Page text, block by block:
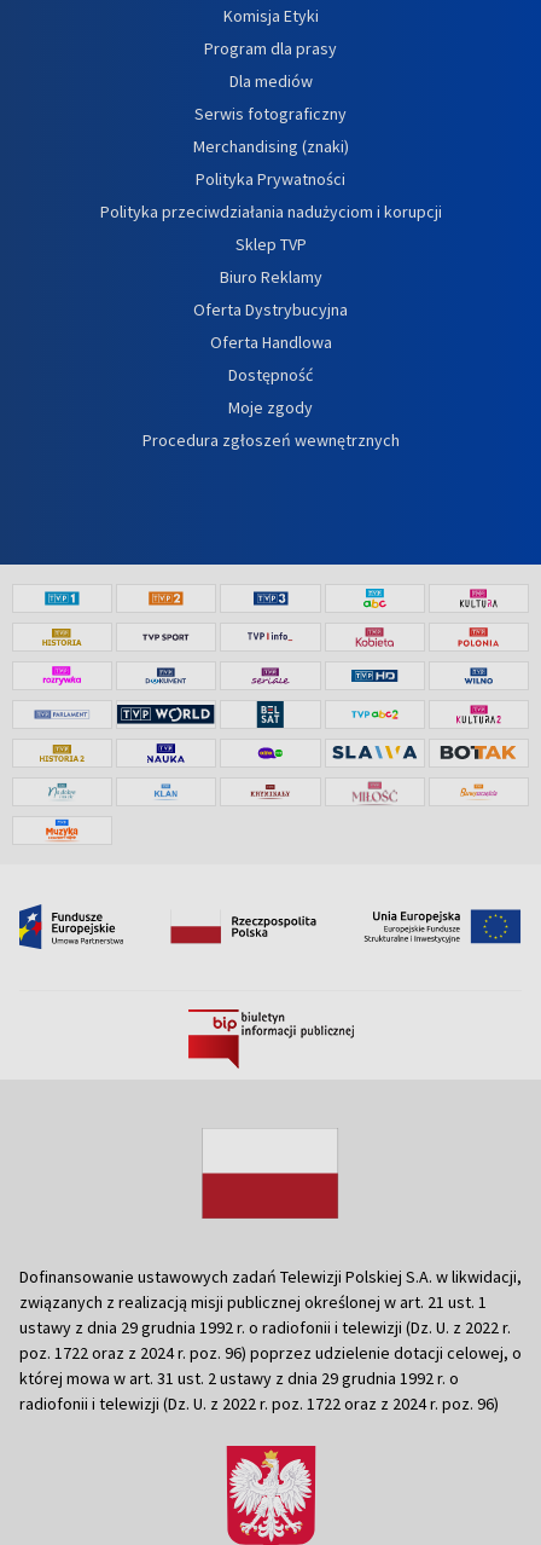
Komisja Etyki
Program dla prasy
Dla mediów
Serwis fotograficzny
Merchandising (znaki)
Polityka Prywatności
Polityka przeciwdziałania nadużyciom i korupcji
Sklep TVP
Biuro Reklamy
Oferta Dystrybucyjna
Oferta Handlowa
Dostępność
Moje zgody
Procedura zgłoszeń wewnętrznych
Dofinansowanie ustawowych zadań Telewizji Polskiej S.A. w likwidacji,
związanych z realizacją misji publicznej określonej w art. 21 ust. 1
ustawy z dnia 29 grudnia 1992 r. o radiofonii i telewizji (Dz. U. z 2022 r.
poz. 1722 oraz z 2024 r. poz. 96) poprzez udzielenie dotacji celowej, o
której mowa w art. 31 ust. 2 ustawy z dnia 29 grudnia 1992 r. o
radiofonii i telewizji (Dz. U. z 2022 r. poz. 1722 oraz z 2024 r. poz. 96)